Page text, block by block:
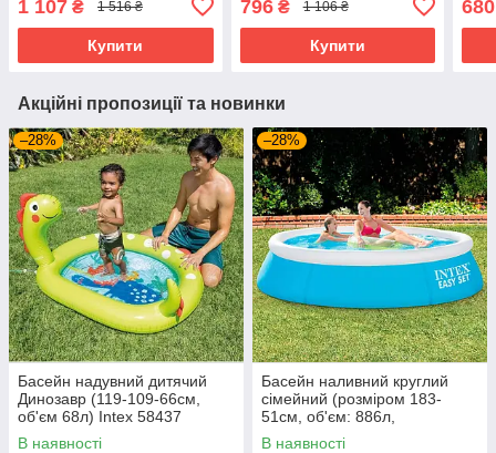
1 107 ₴ 1 516 ₴
Купити
796₴ 1 106 ₴
Купити
680
Акційні пропозиції та новинки
–28%
Басейн надувний дитячий
Динозавр (119-109-66см,
об'єм 68л) Intex 58437
В наявності
–28%
Басейн наливний круглий
сімейний (розміром 183-
51см, об'єм: 886л,
ремкомплект) Intex 28101
В наявності